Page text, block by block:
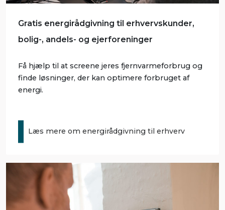
Gratis energirådgivning til erhvervskunder,
bolig-, andels- og ejerforeninger
Få hjælp til at screene jeres fjernvarmeforbrug og
finde løsninger, der kan optimere forbruget af
energi.
Læs mere om energirådgivning til erhverv